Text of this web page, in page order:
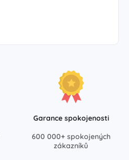
Garance spokojenosti
600 000+ spokojených
zákazníků